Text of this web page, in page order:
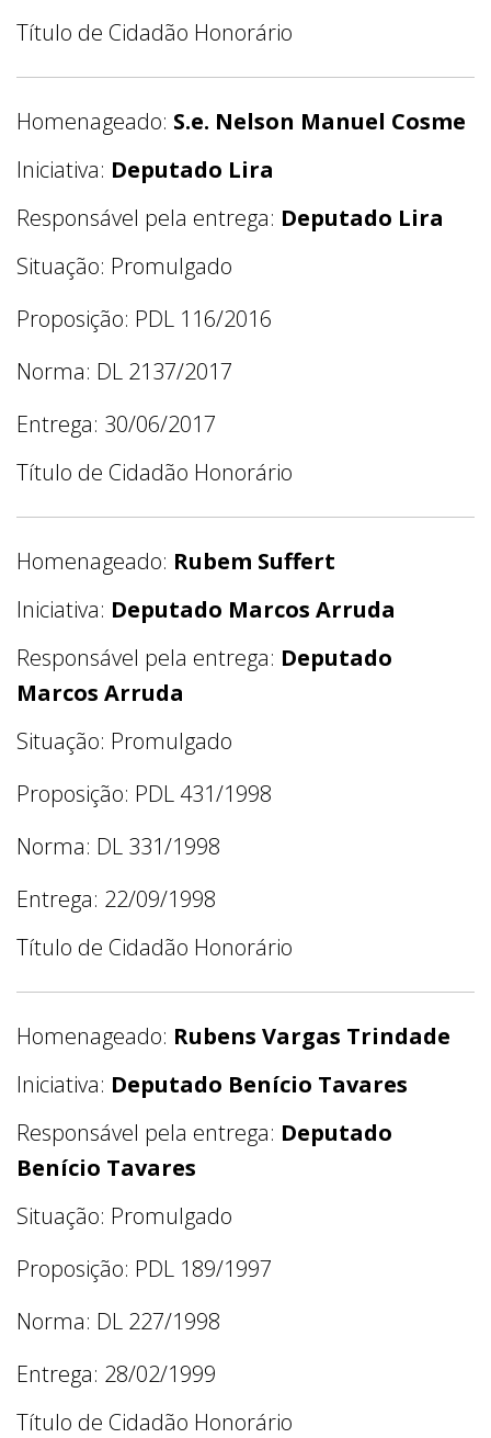
Título de Cidadão Honorário
Homenageado: S.e. Nelson Manuel Cosme
Iniciativa: Deputado Lira
Responsável pela entrega: Deputado Lira
Situação: Promulgado
Proposição: PDL 116/2016
Norma: DL 2137/2017
Entrega: 30/06/2017
Título de Cidadão Honorário
Homenageado: Rubem Suffert
Iniciativa: Deputado Marcos Arruda
Responsável pela entrega: Deputado
Marcos Arruda
Situação: Promulgado
Proposição: PDL 431/1998
Norma: DL 331/1998
Entrega: 22/09/1998
Título de Cidadão Honorário
Homenageado: Rubens Vargas Trindade
Iniciativa: Deputado Benício Tavares
Responsável pela entrega: Deputado
Benício Tavares
Situação: Promulgado
Proposição: PDL 189/1997
Norma: DL 227/1998
Entrega: 28/02/1999
Título de Cidadão Honorário